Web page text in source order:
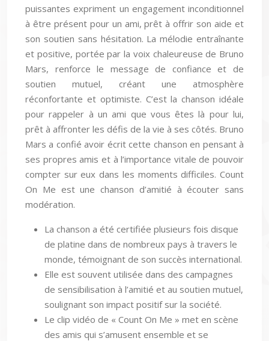
puissantes expriment un engagement inconditionnel
à être présent pour un ami, prêt à offrir son aide et
son soutien sans hésitation. La mélodie entraînante
et positive, portée par la voix chaleureuse de Bruno
Mars, renforce le message de confiance et de
soutien mutuel, créant une atmosphère
réconfortante et optimiste. C’est la chanson idéale
pour rappeler à un ami que vous êtes là pour lui,
prêt à affronter les défis de la vie à ses côtés. Bruno
Mars a confié avoir écrit cette chanson en pensant à
ses propres amis et à l’importance vitale de pouvoir
compter sur eux dans les moments difficiles. Count
On Me est une chanson d’amitié à écouter sans
modération.
La chanson a été certifiée plusieurs fois disque
de platine dans de nombreux pays à travers le
monde, témoignant de son succès international.
Elle est souvent utilisée dans des campagnes
de sensibilisation à l’amitié et au soutien mutuel,
soulignant son impact positif sur la société.
Le clip vidéo de « Count On Me » met en scène
des amis qui s’amusent ensemble et se